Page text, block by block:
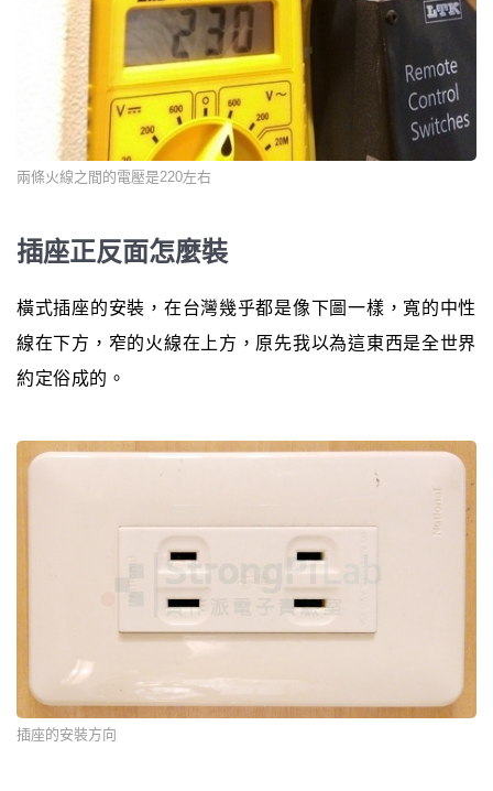
兩條火線之間的電壓是220左右
插座正反面怎麼裝
橫式插座的安裝，在台灣幾乎都是像下圖一樣，寬的中性
線在下方，窄的火線在上方，原先我以為這東西是全世界
約定俗成的。
插座的安裝方向